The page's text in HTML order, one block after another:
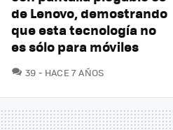
de Lenovo, demostrando
que esta tecnología no
es sólo para móviles
39 COMENTARIOS
HACE 7 AÑOS